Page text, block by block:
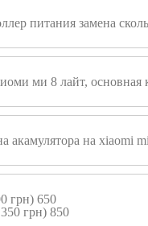
питания замена
ми 8 лайт, основная
акамулятора на xiaomi
грн) 650
грн) 850